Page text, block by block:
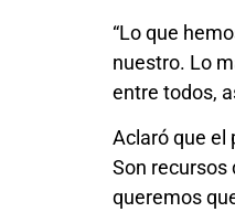
“Lo que
nuestro. Lo
entre todos,
Aclaró que el
Son recursos
queremos